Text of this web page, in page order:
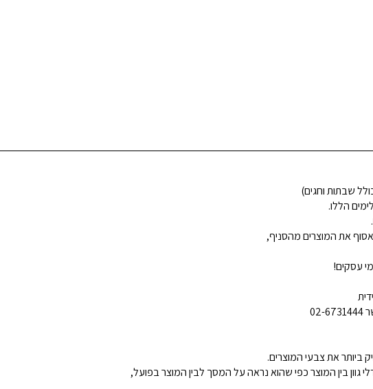
הללו.
את המוצרים מהסניף,
עסקים!
ביותר את צבעי המוצרים.
גוון בין המוצר כפי שהוא נראה על המסך לבין המוצר בפועל,